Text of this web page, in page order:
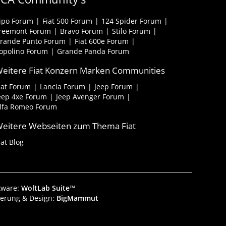
Forum Fiat 500 Forum
124 Spider Forum
Forum
Bravo Forum
Stilo Forum
Punto Forum
Fiat 600e Forum
Forum
Grande Panda Forum
Fiat Konzern Marken Communities
Forum Lancia Forum
Jeep Forum
4xe Forum
Jeep Avenger Forum
Romeo Forum
Webseiten zum Thema Fiat
Blog
WoltLab Suite™
& Design: BigMammut